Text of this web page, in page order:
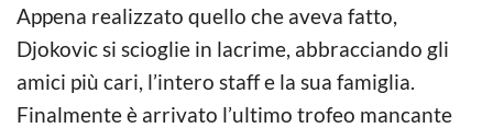
Appena realizzato quello che aveva fatto,
Djokovic si scioglie in lacrime, abbracciando gli
amici più cari, l’intero staff e la sua famiglia.
Finalmente è arrivato l’ultimo trofeo mancante